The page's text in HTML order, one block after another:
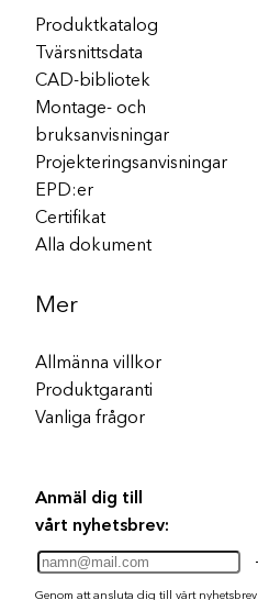
Produktkatalog
Tvärsnittsdata
CAD-bibliotek
Montage- och
bruksanvisningar
Projekteringsanvisningar
EPD:er
Certifikat
Alla dokument
Mer
Allmänna villkor
Produktgaranti
Vanliga frågor
Anmäl dig till
vårt nyhetsbrev:
Genom att ansluta dig till vårt nyhetsbrev